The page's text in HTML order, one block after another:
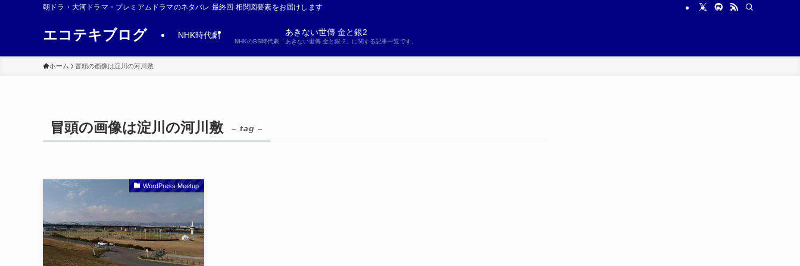
朝ドラ・大河ドラマ・プレミアムドラマのネタバレ 最終回 相関図要素をお届けします
エコテキブログ NHK時代劇 あきない世傳 金と銀2
NHKのBS時代劇「あきない世傳 金と銀 2」に関する記事一覧です。
ホーム 冒頭の画像は淀川の河川敷
冒頭の画像は淀川の河川敷 – tag –
WordPress Meetup